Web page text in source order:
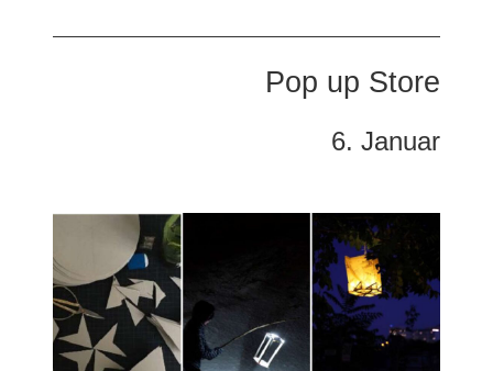
Pop up Store
6. Januar